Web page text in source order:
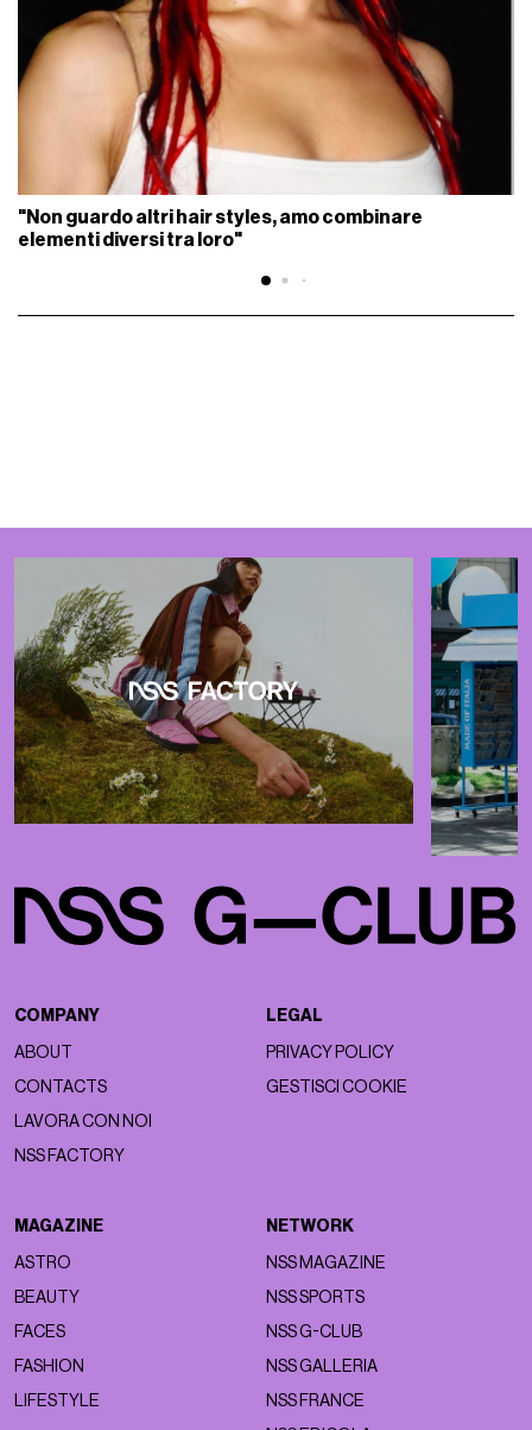
"Non guardo altri hair styles, amo combinare
elementi diversi tra loro"
COMPANY
ABOUT
CONTACTS
LAVORA CON NOI
NSS FACTORY
LEGAL
PRIVACY POLICY
GESTISCI COOKIE
MAGAZINE
ASTRO
BEAUTY
FACES
FASHION
LIFESTYLE
NETWORK
NSS MAGAZINE
NSS SPORTS
NSS G-CLUB
NSS GALLERIA
NSS FRANCE